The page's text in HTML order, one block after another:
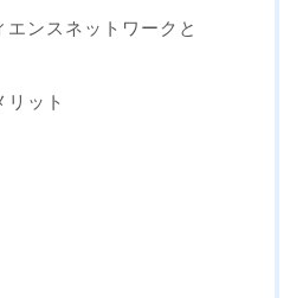
ンスネットワークと
ット